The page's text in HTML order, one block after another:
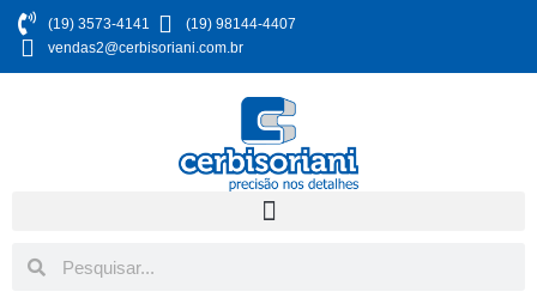
(19) 3573-4141
(19) 98144-4407
vendas2@cerbisoriani.com.br